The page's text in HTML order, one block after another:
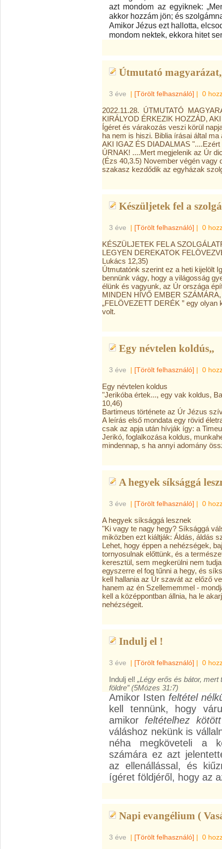
azt mondom az egyiknek:
akkor hozzám jön; és
Amikor Jézus ezt hallotta,
mondom nektek, ekkora hitet
Útmutató
3 éve | [Törölt felhasználó] | 0
2022.11.28. ÚTMUTATÓ
KIRÁLYOD ÉRKEZIK HOZZÁD,
Ígéret és várakozás veszi körül
ha nem is hiszi. Biblia írásai által
AKI IGAZ ÉS DIADALMAS
ÚRNAK! ....Mert megjelenik az Úr
(Ézs 40,3.5) November végén vagy
szakasz kezdődik az egyházak
Készüljetek fel a
3 éve | [Törölt felhasználó] | 0
KÉSZÜLJETEK FEL A
LEGYEN DEREKATOK
Lukács 12,35)
Útmutatónk szerint ez a heti kijelölt
bennünk vágy, hogy a világosság
élünk és vagyunk, az Úr országa
MINDEN HÍVŐ EMBER
„FELÖVEZETT DERÉK ” egy
volt.
Egy névtelen koldús,,
3 éve | [Törölt felhasználó] | 0
Egy névtelen koldus
"Jerikóba értek..., egy vak koldus,
10,46)
Bartimeus története az Úr Jézus
A leírás első mondata egy rövid
csak az apja után hívják így: a
Jerikó, foglalkozása koldus,
mindennap, s ha annyi adomány
A hegyek síksággá
3 éve | [Törölt felhasználó] | 0
A hegyek síksággá lesznek
"Ki vagy te nagy hegy? Síksággá
miközben ezt kiáltják: Áldás, áldás
Lehet, hogy éppen a nehézségek,
tornyosulnak előttünk, és a
keresztül, sem megkerülni nem
egyszerre el fog tűnni a hegy, és
kell hallania az Úr szavát az előző
hanem az én Szellememmel -
kell a középpontban állnia, ha le
nehézségeit.
Indulj el !
3 éve | [Törölt felhasználó] | 0
Indulj el! „Légy erős és bátor,
földre” (5Mózes 31:7)
Amikor Isten feltétel
kell tennünk, hogy
amikor feltételhez kötött
váláshoz nekünk is
néha megköveteli a
számára ez azt
az ellenállással, és
ígéret földjéről, hogy az
Napi evangélium (
3 éve | [Törölt felhasználó] | 0